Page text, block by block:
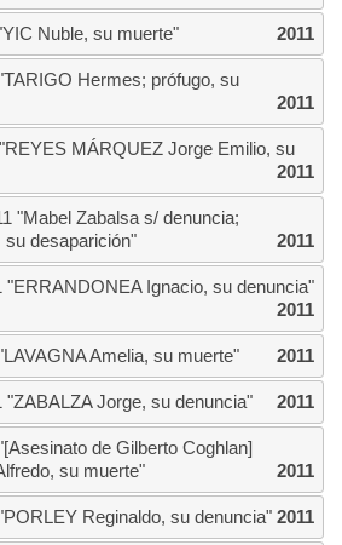
Nuble, su muerte" 2011
Hermes; prófugo, su
2011
MÁRQUEZ Jorge Emilio, su
2011
"Mabel Zabalsa s/ denuncia;
desaparición"
2011
"ERRANDONEA Ignacio, su denuncia"
2011
Amelia, su muerte" 2011
"ZABALZA Jorge, su denuncia" 2011
de Gilberto Coghlan]
su muerte"
2011
Reginaldo, su denuncia" 2011